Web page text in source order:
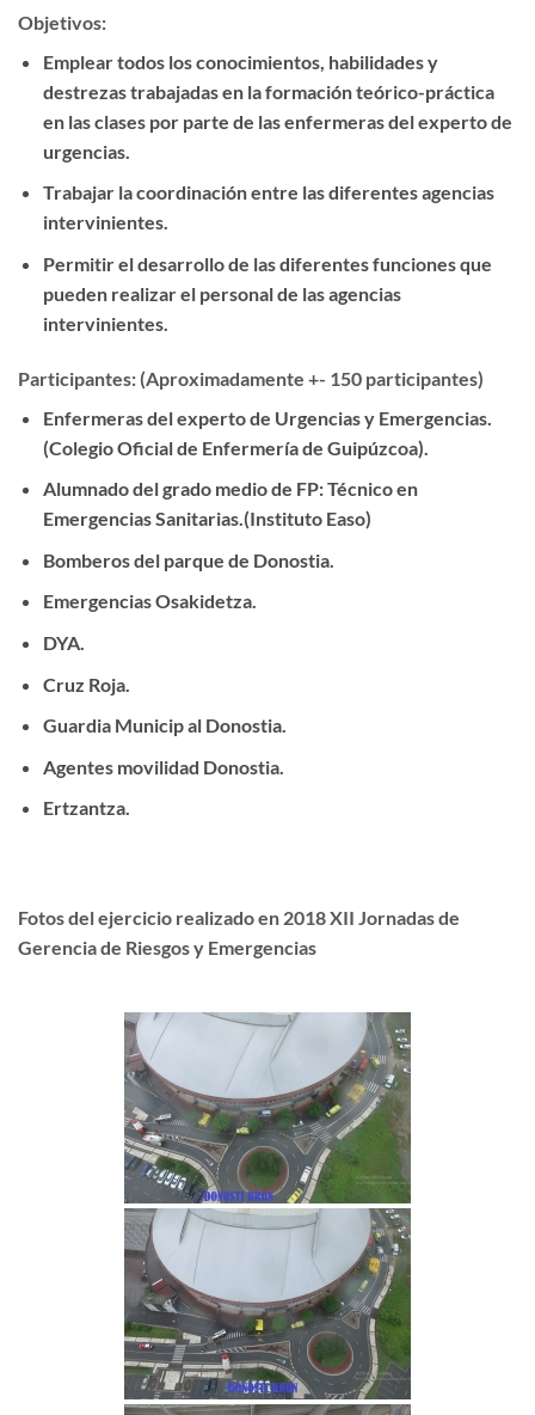
Objetivos:
Emplear todos los conocimientos, habilidades y
destrezas trabajadas en la formación teórico-práctica
en las clases por parte de las enfermeras del experto de
urgencias.
Trabajar la coordinación entre las diferentes agencias
intervinientes.
Permitir el desarrollo de las diferentes funciones que
pueden realizar el personal de las agencias
intervinientes.
Participantes: (Aproximadamente +- 150 participantes)
Enfermeras del experto de Urgencias y Emergencias.
(Colegio Oficial de Enfermería de Guipúzcoa).
Alumnado del grado medio de FP: Técnico en
Emergencias Sanitarias.(Instituto Easo)
Bomberos del parque de Donostia.
Emergencias Osakidetza.
DYA.
Cruz Roja.
Guardia Municip al Donostia.
Agentes movilidad Donostia.
Ertzantza.
Fotos del ejercicio realizado en 2018 XII Jornadas de
Gerencia de Riesgos y Emergencias